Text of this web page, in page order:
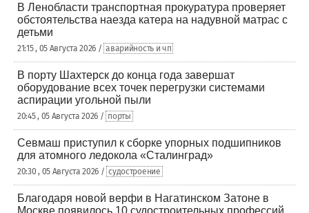
В Ленобласти транспортная прокуратура проверяет
обстоятельства наезда катера на надувной матрас с
детьми
21:15 , 05 Августа 2026 / аварийность и чп
В порту Шахтерск до конца года завершат
оборудование всех точек перегрузки системами
аспирации угольной пыли
20:45 , 05 Августа 2026 / порты
Севмаш приступил к сборке упорных подшипников
для атомного ледокола «Сталинград»
20:30 , 05 Августа 2026 / судостроение
Благодаря новой верфи в Нагатинском Затоне в
Москве появилось 10 судостроительных профессий